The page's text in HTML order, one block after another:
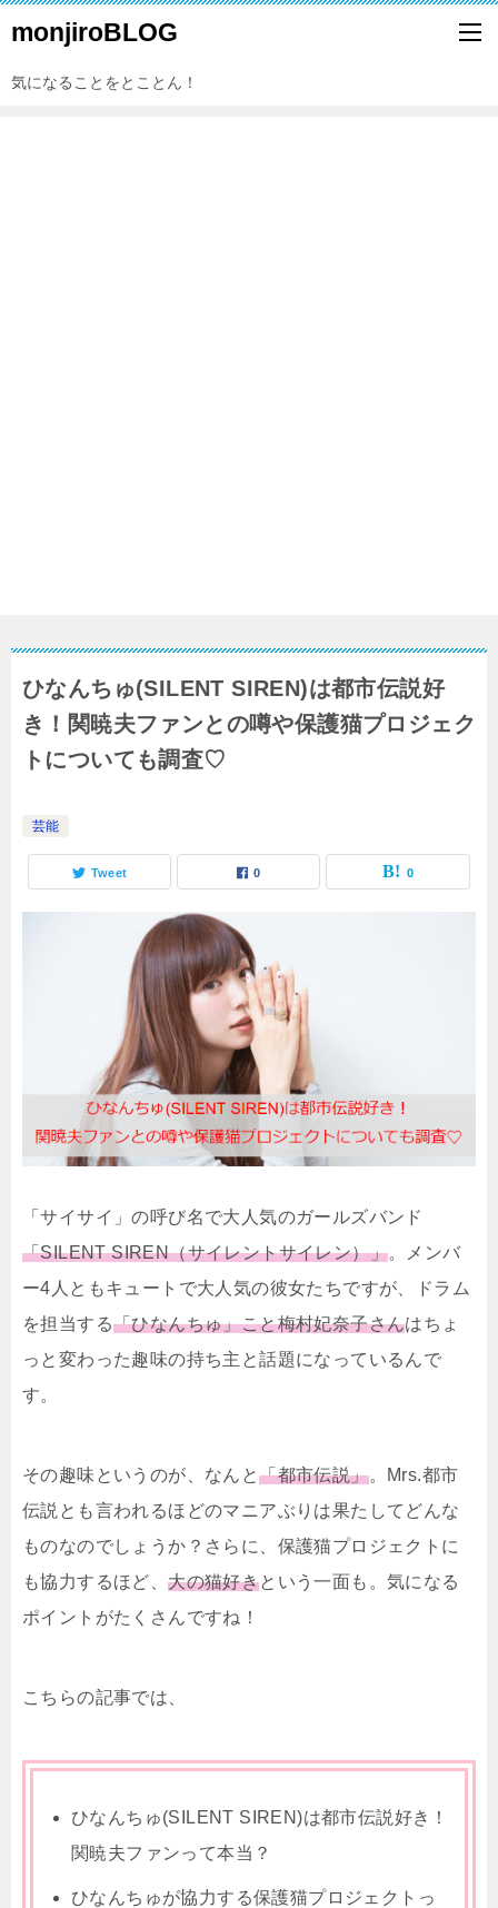
monjiroBLOG
気になることをとことん！
ひなんちゅ(SILENT SIREN)は都市伝説好
き！関暁夫ファンとの噂や保護猫プロジェク
トについても調査♡
芸能
Tweet 0 0
「サイサイ」の呼び名で大人気のガールズバンド
「SILENT SIREN（サイレントサイレン）」。メンバ
ー4人ともキュートで大人気の彼女たちですが、ドラム
を担当する「ひなんちゅ」こと梅村妃奈子さんはちょ
っと変わった趣味の持ち主と話題になっているんで
す。
その趣味というのが、なんと「都市伝説」。Mrs.都市
伝説とも言われるほどのマニアぶりは果たしてどんな
ものなのでしょうか？さらに、保護猫プロジェクトに
も協力するほど、大の猫好きという一面も。気になる
ポイントがたくさんですね！
こちらの記事では、
ひなんちゅ(SILENT SIREN)は都市伝説好き！
関暁夫ファンって本当？
ひなんちゅが協力する保護猫プロジェクトっ